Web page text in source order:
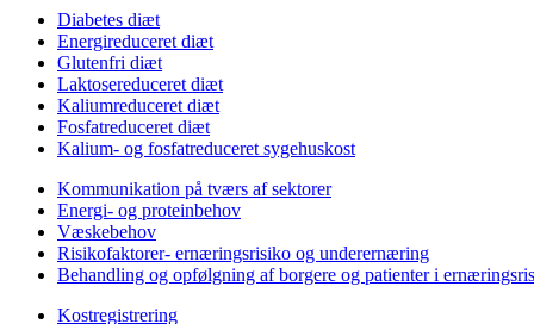
Diabetes diæt
Energireduceret diæt
Glutenfri diæt
Laktosereduceret diæt
Kaliumreduceret diæt
Fosfatreduceret diæt
Kalium- og fosfatreduceret sygehuskost
Kommunikation på tværs af sektorer
Energi- og proteinbehov
Væskebehov
Risikofaktorer- ernæringsrisiko og underernæring
Behandling og opfølgning af borgere og patienter i
Kostregistrering